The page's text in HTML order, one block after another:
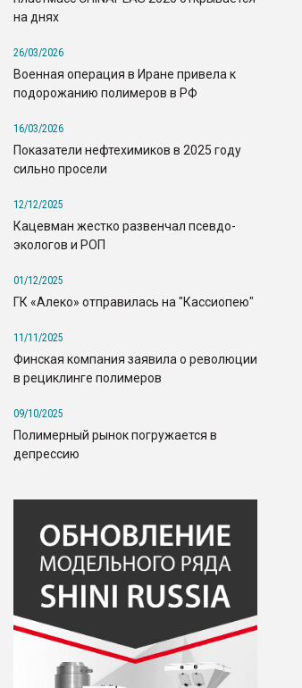
на днях
26/03/2026
Военная операция в Иране привела к
подорожанию полимеров в РФ
16/03/2026
Показатели нефтехимиков в 2025 году
сильно просели
12/12/2025
Кацевман жестко развенчал псевдо-
экологов и РОП
01/12/2025
ГК «Алеко» отправилась на "Кассиопею"
11/11/2025
Финская компания заявила о революции
в рециклинге полимеров
09/10/2025
Полимерный рынок погружается в
депрессию